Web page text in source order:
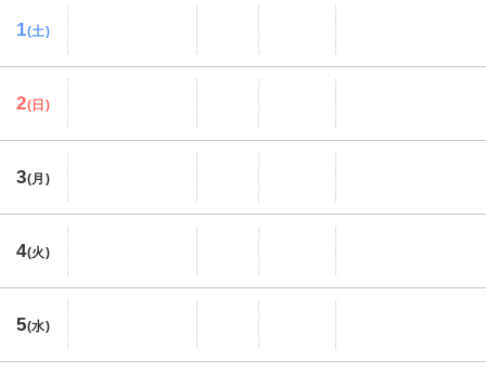
1(土)
2(日)
3(月)
4(火)
5(水)